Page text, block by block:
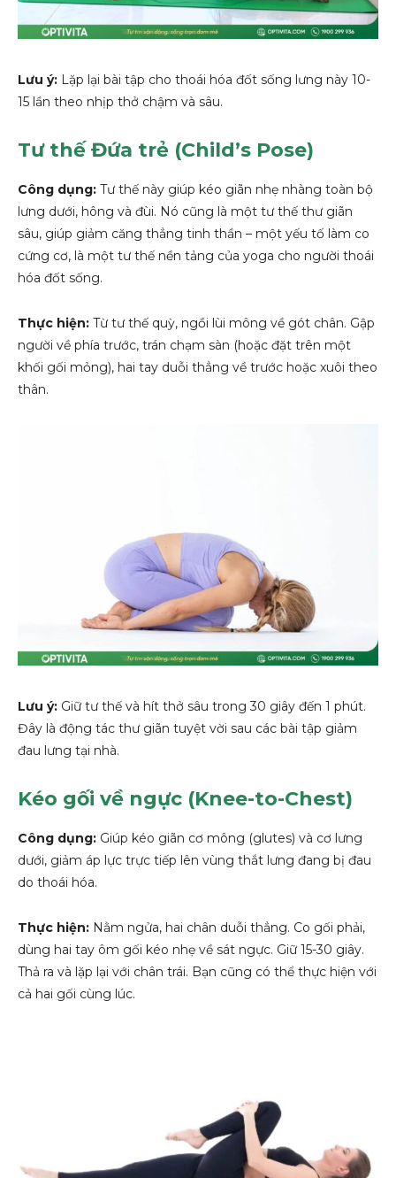
Lưu ý: Lặp lại bài tập cho thoái hóa đốt sống lưng này 10-
15 lần theo nhịp thở chậm và sâu.
Tư thế Đứa trẻ (Child’s Pose)
Công dụng: Tư thế này giúp kéo giãn nhẹ nhàng toàn bộ
lưng dưới, hông và đùi. Nó cũng là một tư thế thư giãn
sâu, giúp giảm căng thẳng tinh thần – một yếu tố làm co
cứng cơ, là một tư thế nền tảng của yoga cho người thoái
hóa đốt sống.
Thực hiện: Từ tư thế quỳ, ngồi lùi mông về gót chân. Gập
người về phía trước, trán chạm sàn (hoặc đặt trên một
khối gối mỏng), hai tay duỗi thẳng về trước hoặc xuôi theo
thân.
Lưu ý: Giữ tư thế và hít thở sâu trong 30 giây đến 1 phút.
Đây là động tác thư giãn tuyệt vời sau các bài tập giảm
đau lưng tại nhà.
Kéo gối về ngực (Knee-to-Chest)
Công dụng: Giúp kéo giãn cơ mông (glutes) và cơ lưng
dưới, giảm áp lực trực tiếp lên vùng thắt lưng đang bị đau
do thoái hóa.
Thực hiện: Nằm ngửa, hai chân duỗi thẳng. Co gối phải,
dùng hai tay ôm gối kéo nhẹ về sát ngực. Giữ 15-30 giây.
Thả ra và lặp lại với chân trái. Bạn cũng có thể thực hiện với
cả hai gối cùng lúc.